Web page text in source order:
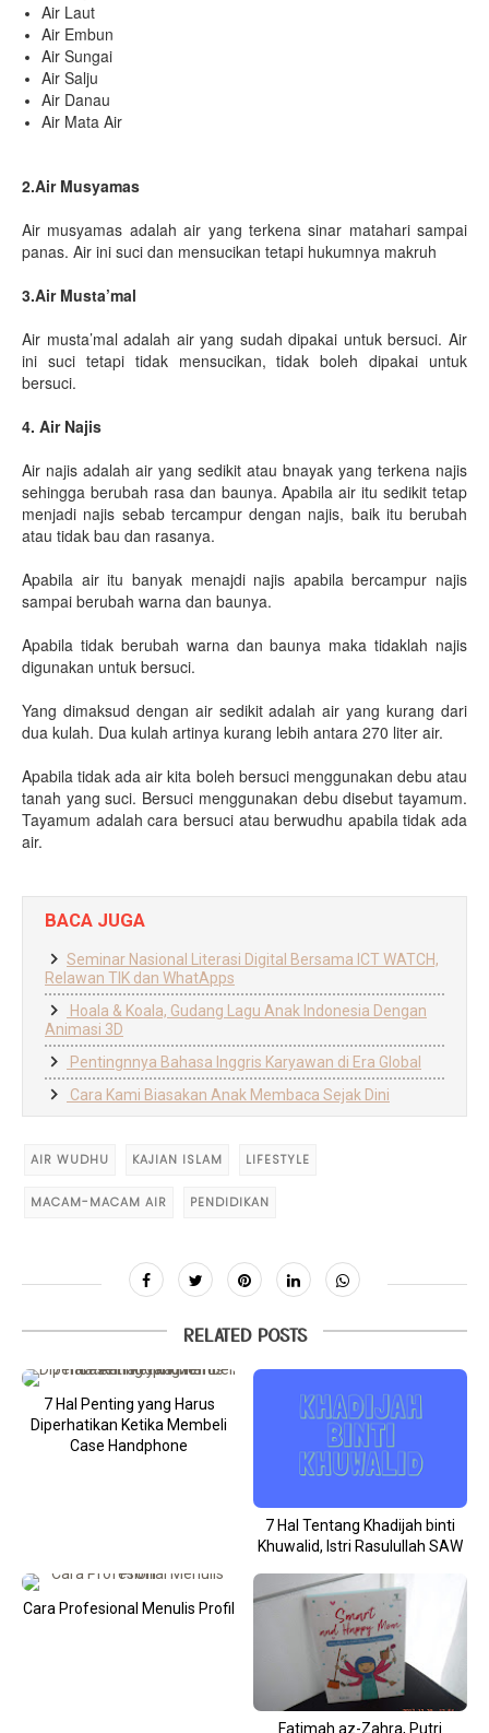
Air Laut
Air Embun
Air Sungai
Air Salju
Air Danau
Air Mata Air
2.Air Musyamas
Air musyamas adalah air yang terkena sinar matahari sampai
panas. Air ini suci dan mensucikan tetapi hukumnya makruh
3.Air Musta’mal
Air musta’mal adalah air yang sudah dipakai untuk bersuci. Air
ini suci tetapi tidak mensucikan, tidak boleh dipakai untuk
bersuci.
4. Air Najis
Air najis adalah air yang sedikit atau bnayak yang terkena najis
sehingga berubah rasa dan baunya. Apabila air itu sedikit tetap
menjadi najis sebab tercampur dengan najis, baik itu berubah
atau tidak bau dan rasanya.
Apabila air itu banyak menajdi najis apabila bercampur najis
sampai berubah warna dan baunya.
Apabila tidak berubah warna dan baunya maka tidaklah najis
digunakan untuk bersuci.
Yang dimaksud dengan air sedikit adalah air yang kurang dari
dua kulah. Dua kulah artinya kurang lebih antara 270 liter air.
Apabila tidak ada air kita boleh bersuci menggunakan debu atau
tanah yang suci. Bersuci menggunakan debu disebut tayamum.
Tayamum adalah cara bersuci atau berwudhu apabila tidak ada
air.
BACA JUGA
Seminar Nasional Literasi Digital Bersama ICT WATCH,
Relawan TIK dan WhatApps
Hoala & Koala, Gudang Lagu Anak Indonesia Dengan
Animasi 3D
Pentingnnya Bahasa Inggris Karyawan di Era Global
Cara Kami Biasakan Anak Membaca Sejak Dini
AIR WUDHU KAJIAN ISLAM LIFESTYLE
MACAM-MACAM AIR PENDIDIKAN
RELATED POSTS
7 Hal Penting yang Harus
Diperhatikan Ketika Membeli
Case Handphone
7 Hal Tentang Khadijah binti
Khuwalid, Istri Rasulullah SAW
Cara Profesional Menulis Profil
Fatimah az-Zahra, Putri